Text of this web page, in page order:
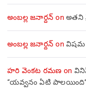
అంబల్ల జనార్దన్ on అతని
అంబల్ల జనార్దన్ on విషమ
హరి వెంకట రమణ on
“యవ్వనం ఏటి పాలయింది”